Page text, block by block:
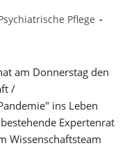
Pflege
am Donnerstag den
/
ins Leben
Expertenrat
Wissenschaftsteam